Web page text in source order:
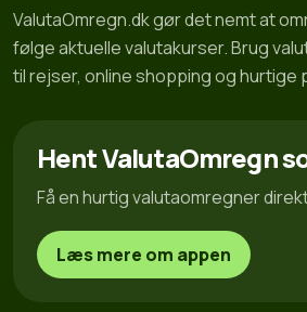
ValutaOmregn.dk gør det nemt at
følge aktuelle valutakurser. Brug
til rejser, online shopping og hurtige
Hent ValutaOmregn
Få en hurtig valutaomregner
Læs mere om appen